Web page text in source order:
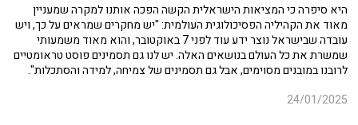
היא סיפרה כי המציאות הישראלית הקשה הפכה אותנו למקרה שמעניין
מאוד את הקהיליה הפסיכולוגית העולמית: "יש מחקרים שמראים על כך, ויש
עובדה שבישראל נוצר ידע עוד לפני 7 באוקטובר, והוא מאוד משמעותי
שמשרת את כל העולם בנושאים האלה. יש לנו גם תסמינים פוסט טראומטיים
לרובנו במובנים מסוימים, אבל גם תסמינים של צמיחה, למידה והסתכלות".
24/01/2025